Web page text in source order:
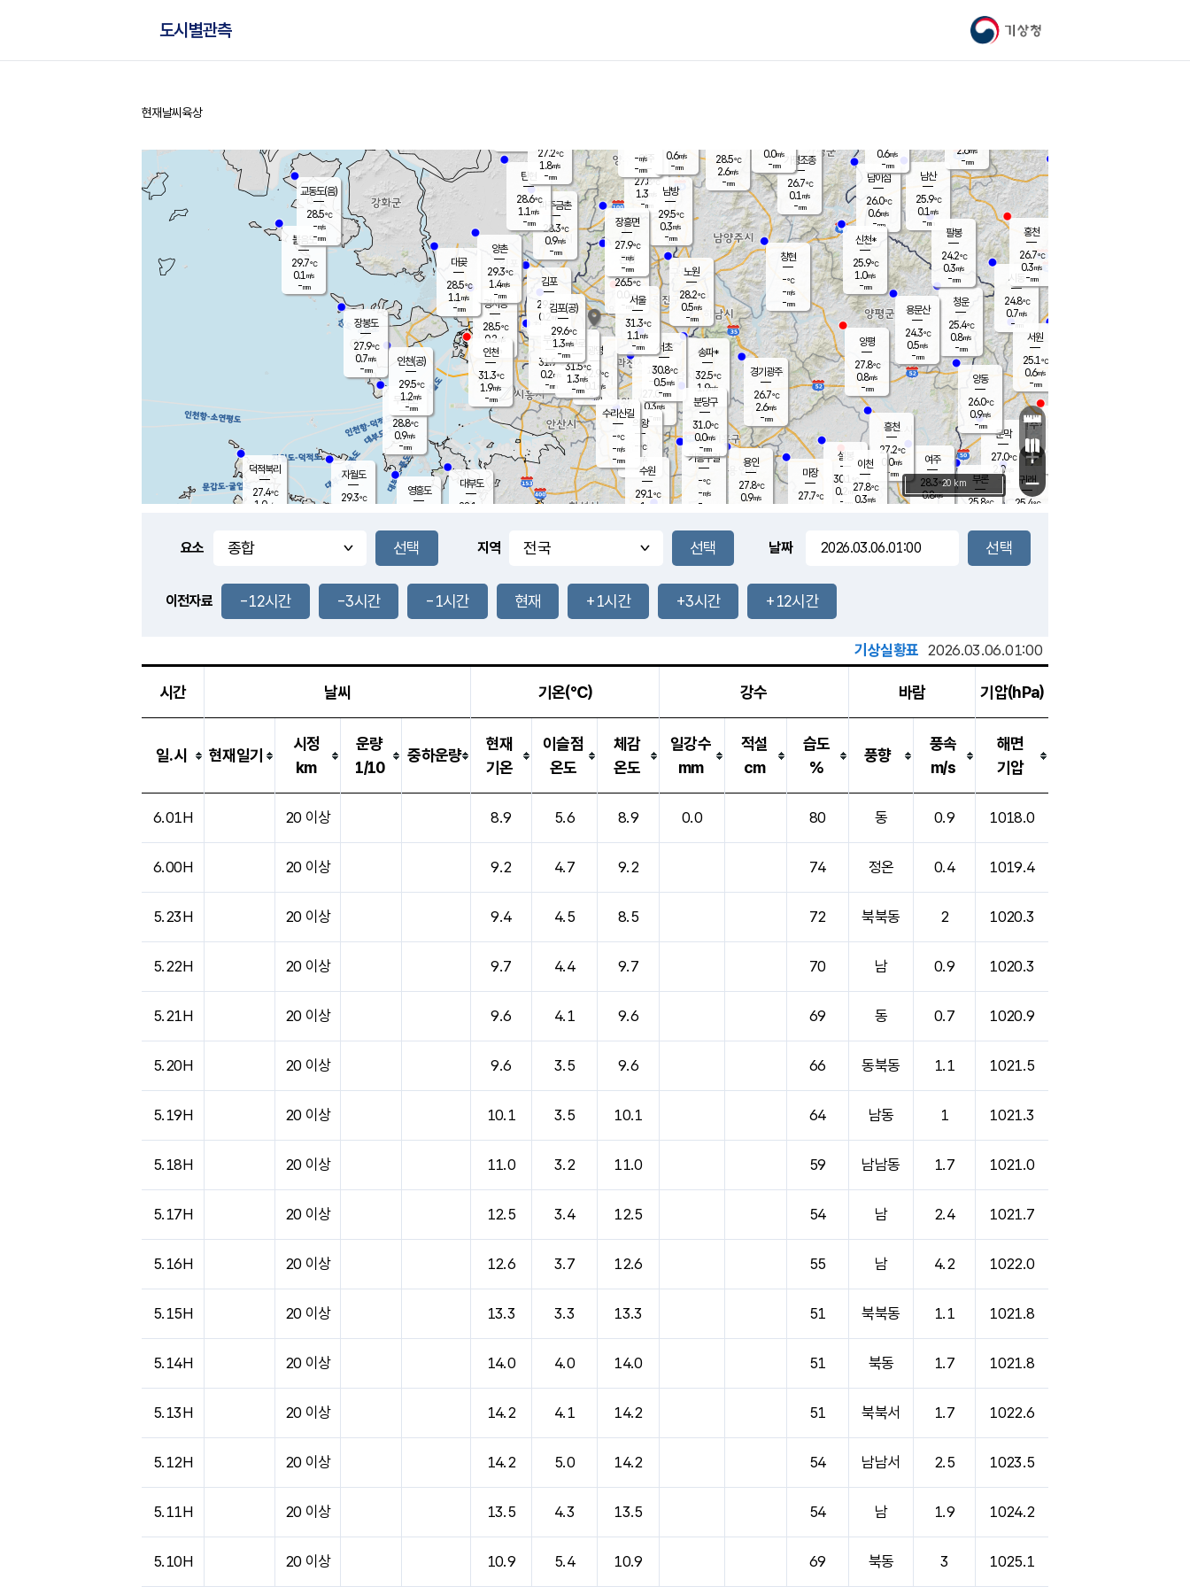
기상청
도시별관측
홈
현재날씨 육상
풍도
1.0m/s
문막
27.0℃
2.0m/s
mm
남이섬
26.0℃
0.6m/s
-mm
무의도
28.8℃
0.9m/s
-mm
영흥도
볼음도
29.7℃
0.1 m/s
-mm
자월도
29.3℃
양주
27.8℃
1.3
-mm
부론
25.8℃
과천
27.0℃
0.3m/s
- mm
남산
25.9℃
0.1 m/s
-mm
장봉도
27.9℃
0.7m/s
-mm
-mm
청운
25.4℃
0.8m/s
-mm
팔봉
24.2℃
0.3m/s
-mm
-mm
용인
27.8℃
0.9m/s
여주
28.3℃
0.8m/s
양동
26.0℃
0.9m/s
-mm
경기광주
26.7℃
2.6m/s
-mm
장호원
0.6m/s
-mm
27.2
℃
대부도
28.1
-
경서동
28.5℃
0.2 m/s
-mm
파주금촌
28.3℃
0.9m/s
-mm
가평조종
26.7℃
0.1 m/s
-mm
28.5℃
2.6m/s
-mm
대곶
28.5℃
1.1 m/s
-mm
신천*
25.9℃
1.0m/s
-mm
창현
-℃
-m/s
-mm
탄현
28.6℃
1.1 m/s
-mm
0.0m/s
-mm
31.2℃
1.0m/s
-mm
흥천
27.2℃
0.0m/s
-mm
마장
27.7℃
의왕
- ℃
m/s
mm
김포
29.8℃
0.2 m/s
mm
설봉
30.1
0.2 m/s
- mm
광명
32.9 ℃
0.1 m/s
-mm
부천
31.9℃
0.2m/s
-mm
-mm
양촌
29.3℃
1.4m/s
-mm
구로
31.5℃
1.3m/s
-mm
은평
26.5℃
0.0 m/s
- mm
노원
28.2℃
0.5m/s
-mm
송파*
32.5℃
1.9m/s
-mm
서초
30.8℃
0.5m/s
-mm
남방
29.5℃
0.3m/s
-mm
기흥구갈
-℃
-m/s
-
수리산길
-℃
-m/s
-mm
분당구
31.0℃
0.0m/s
-mm
장흥면
27.9℃
-m/s
-mm
-m/s
-mm
시동
24.8℃
0.7m/s
- mm
귀래
25.4℃
서원
25.1℃
0.6m/s
-mm
용문산
24.3℃
0.5m/s
-mm
덕적북리
27.4℃
1.0m/s
인천(공)
29.5℃
1.2m/s
-mm
김포(공)
29.6℃
1.3m/s
-mm
교동도(음)
28.5℃
-m/s
-mm
홍천
26.7℃
0.3m/s
-mm
이천
27.8℃
0.3m/s
양평
27.8℃
0.8m/s
-mm
수원
29.1℃
1 m/s
인천
31.3℃
1.9m/s
-mm
서울
31.3℃
1.1 m/s
-mm
2.6m/s
-mm
27.2℃
1.8m/s
-mm
0.6m/s
-mm
+
−
20 km
요소 지역 날짜
이전자료 -12시간 -3시간 -1시간 현재 +1시간 +3시간 +12시간
기상실황표 2026.03.06.01:00
시간 날씨 기온(℃) 강수 바람 기압(hPa)
일.시 현재일기
시정
km
운량
1/10
중하운량
현재
기온
이슬점
온도
체감
온도
일강수
mm
적설
cm
습도
%
풍향
풍속
m/s
해면
기압
6.01H 20 이상 8.9 5.6 8.9 0.0 80 동 0.9 1018.0
6.00H 20 이상 9.2 4.7 9.2 74 정온 0.4 1019.4
5.23H 20 이상 9.4 4.5 8.5 72 북북동 2 1020.3
5.22H 20 이상 9.7 4.4 9.7 70 남 0.9 1020.3
5.21H 20 이상 9.6 4.1 9.6 69 동 0.7 1020.9
5.20H 20 이상 9.6 3.5 9.6 66 동북동 1.1 1021.5
5.19H 20 이상 10.1 3.5 10.1 64 남동 1 1021.3
5.18H 20 이상 11.0 3.2 11.0 59 남남동 1.7 1021.0
5.17H 20 이상 12.5 3.4 12.5 54 남 2.4 1021.7
5.16H 20 이상 12.6 3.7 12.6 55 남 4.2 1022.0
5.15H 20 이상 13.3 3.3 13.3 51 북북동 1.1 1021.8
5.14H 20 이상 14.0 4.0 14.0 51 북동 1.7 1021.8
5.13H 20 이상 14.2 4.1 14.2 51 북북서 1.7 1022.6
5.12H 20 이상 14.2 5.0 14.2 54 남남서 2.5 1023.5
5.11H 20 이상 13.5 4.3 13.5 54 남 1.9 1024.2
5.10H 20 이상 10.9 5.4 10.9 69 북동 3 1025.1